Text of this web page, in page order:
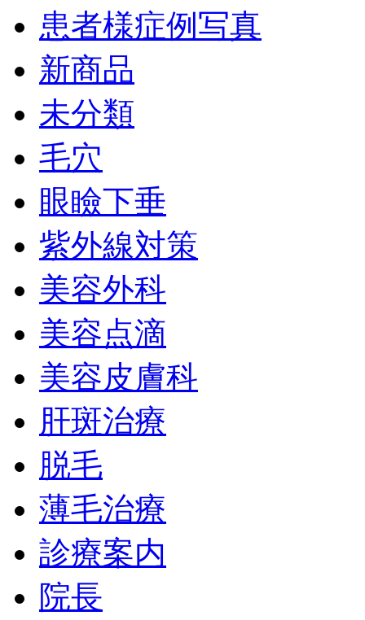
患者様症例写真
新商品
未分類
毛穴
眼瞼下垂
紫外線対策
美容外科
美容点滴
美容皮膚科
肝斑治療
脱毛
薄毛治療
診療案内
院長